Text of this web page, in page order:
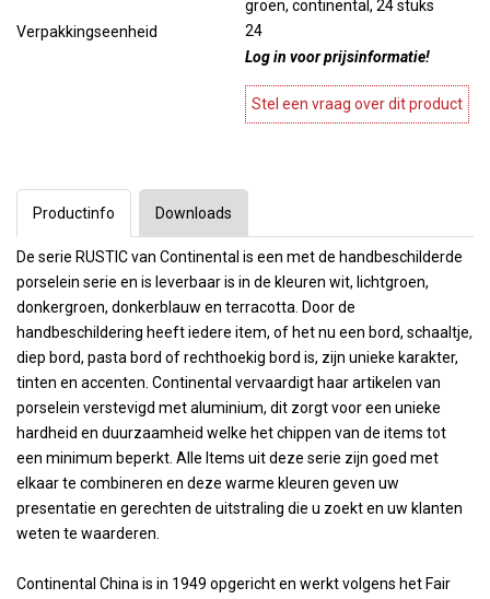
groen, continental, 24 stuks
Verpakkingseenheid
24
Log in voor prijsinformatie!
Stel een vraag over dit product
Productinfo
De serie RUSTIC van Continental is een met de handbeschilderde
porselein serie en is leverbaar is in de kleuren wit, lichtgroen,
donkergroen, donkerblauw en terracotta. Door de
handbeschildering heeft iedere item, of het nu een bord, schaaltje,
diep bord, pasta bord of rechthoekig bord is, zijn unieke karakter,
tinten en accenten. Continental vervaardigt haar artikelen van
porselein verstevigd met aluminium, dit zorgt voor een unieke
hardheid en duurzaamheid welke het chippen van de items tot
een minimum beperkt. Alle Items uit deze serie zijn goed met
elkaar te combineren en deze warme kleuren geven uw
presentatie en gerechten de uitstraling die u zoekt en uw klanten
weten te waarderen.
Continental China is in 1949 opgericht en werkt volgens het Fair
Downloads